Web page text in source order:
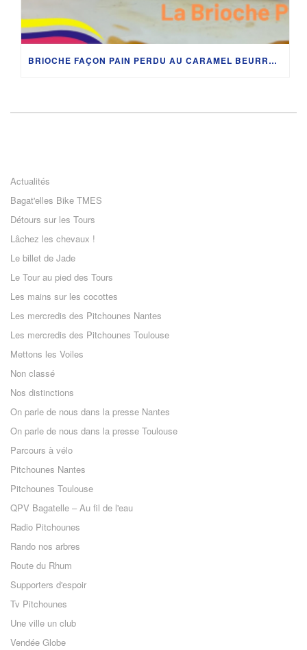
BRIOCHE FAÇON PAIN PERDU AU CARAMEL BEURRE SALÉ – ETAPE 3 DU TOUR DE FRANCE FEMMES AVEC ZWIFT
Actualités
Bagat'elles Bike TMES
Détours sur les Tours
Lâchez les chevaux !
Le billet de Jade
Le Tour au pied des Tours
Les mains sur les cocottes
Les mercredis des Pitchounes Nantes
Les mercredis des Pitchounes Toulouse
Mettons les Voiles
Non classé
Nos distinctions
On parle de nous dans la presse Nantes
On parle de nous dans la presse Toulouse
Parcours à vélo
Pitchounes Nantes
Pitchounes Toulouse
QPV Bagatelle – Au fil de l'eau
Radio Pitchounes
Rando nos arbres
Route du Rhum
Supporters d'espoir
Tv Pitchounes
Une ville un club
Vendée Globe